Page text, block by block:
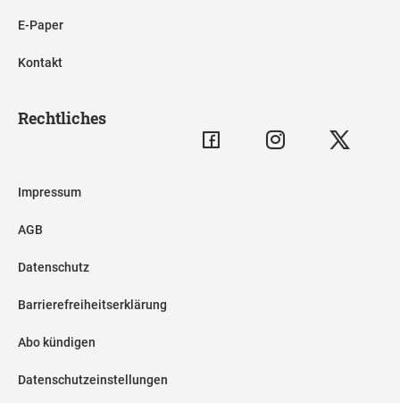
E-Paper
Kontakt
Rechtliches
Impressum
AGB
Datenschutz
Barrierefreiheitserklärung
Abo kündigen
Datenschutzeinstellungen